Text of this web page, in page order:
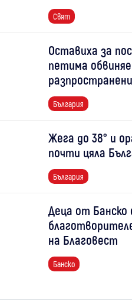
Свят
Оставиха за
петима
България
Жега до 38° и
почти цяла
България
Деца от Банско
на Благовест
Банско